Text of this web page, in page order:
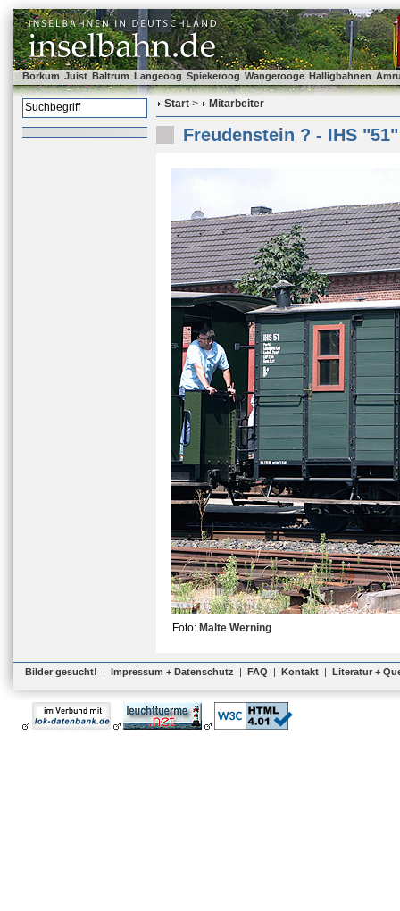
Borkum Juist Baltrum Langeoog Spiekeroog Wangerooge Halligbahnen
Start > Mitarbeiter
Freudenstein ? - IHS "51"
Foto: Malte Werning
Bilder gesucht! | Impressum + Datenschutz | FAQ | Kontakt | Literatur +